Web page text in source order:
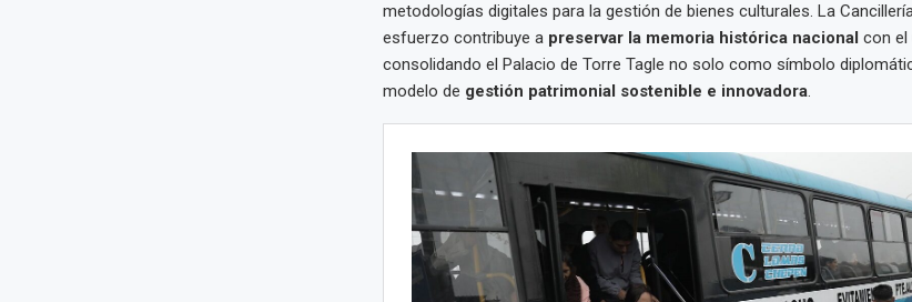
metodologías digitales para la gestión de bienes culturales. La
esfuerzo contribuye a preservar la memoria histórica nacional con el
consolidando el Palacio de Torre Tagle no solo como símbolo
modelo de gestión patrimonial sostenible e innovadora.